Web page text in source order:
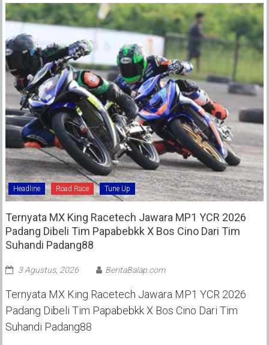
Headline Road Race Tune Up
Ternyata MX King Racetech Jawara MP1 YCR 2026
Padang Dibeli Tim Papabebkk X Bos Cino Dari Tim
Suhandi Padang88
3 Agustus, 2026 BeritaBalap.com
Ternyata MX King Racetech Jawara MP1 YCR 2026
Padang Dibeli Tim Papabebkk X Bos Cino Dari Tim
Suhandi Padang88